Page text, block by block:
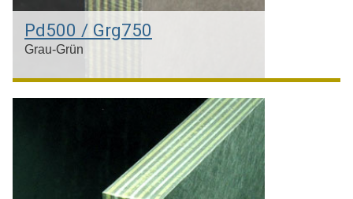
Pd500 / Grg750
Grau-Grün